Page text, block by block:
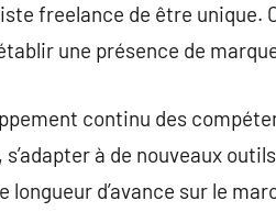
freelance de être unique.
une présence de
continu des
à de nouveaux
d’avance sur le